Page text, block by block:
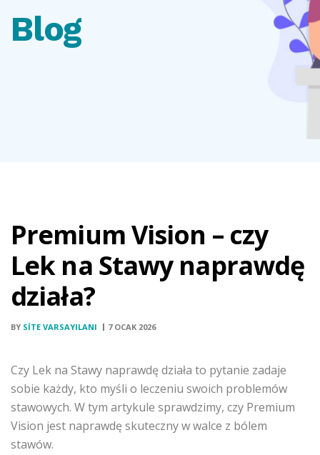
Blog
Premium Vision – czy
Lek na Stawy naprawdę
działa?
BY SITE VARSAYILANI 7 OCAK 2026
Czy Lek na Stawy naprawdę działa to pytanie zadaje
sobie każdy, kto myśli o leczeniu swoich problemów
stawowych. W tym artykule sprawdzimy, czy Premium
Vision jest naprawdę skuteczny w walce z bólem
stawów.